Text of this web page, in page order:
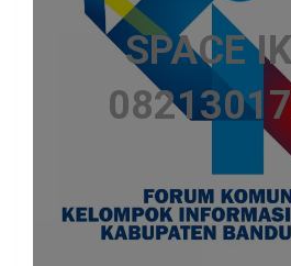
SPACE